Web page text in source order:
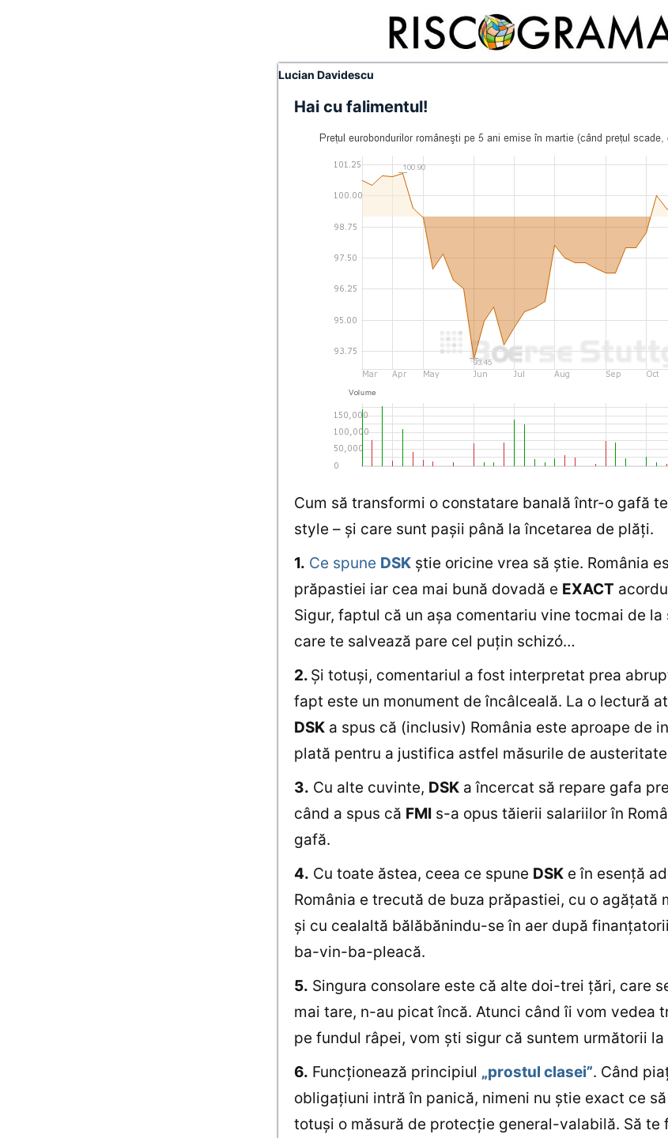
Lucian Davidescu
Hai cu falimentul!
Cum să transformi o constatare banală într-o gafă
style – şi care sunt paşii până la încetarea de plăţi.
1. Ce spune DSK ştie oricine vrea să ştie. România
prăpastiei iar cea mai bună dovadă e EXACT
Sigur, faptul că un aşa comentariu vine tocmai de
care te salvează pare cel puţin schizó…
2. Şi totuşi, comentariul a fost interpretat prea
fapt este un monument de încâlceală. La o lectură
DSK a spus că (inclusiv) România este aproape de
plată pentru a justifica astfel măsurile de
3. Cu alte cuvinte, DSK a încercat să repare gafa
când a spus că FMI s-a opus tăierii salariilor în
gafă.
4. Cu toate ăstea, ceea ce spune DSK e în esenţă
România e trecută de buza prăpastiei, cu o agăţată
şi cu cealaltă bălăbănindu-se în aer după
ba-vin-ba-pleacă.
5. Singura consolare este că alte doi-trei ţări, care
mai tare, n-au picat încă. Atunci când îi vom vedea
pe fundul râpei, vom şti sigur că suntem următorii la
6. Funcţionează principiul „prostul clasei”. Când
obligaţiuni intră în panică, nimeni nu ştie exact ce
totuşi o măsură de protecţie general-valabilă. Să te